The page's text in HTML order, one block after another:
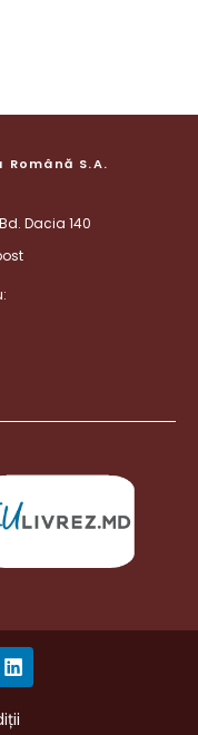
S.A.
Dacia 140